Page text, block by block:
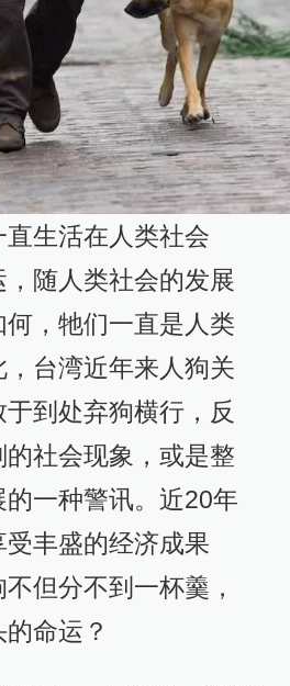
生活在人类社会
随人类社会的发展
，牠们一直是人类
台湾近年来人狗关
到处弃狗横行，反
社会现象，或是整
一种警讯。近20年
丰盛的经济成果
但分不到一杯羹，
命运？